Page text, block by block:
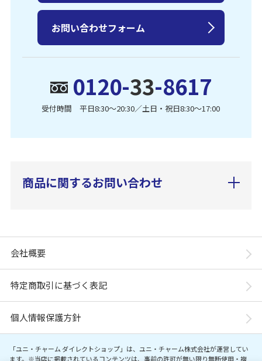
0120-33-8617
受付時間 平日8:30〜20:30／土日・祝日8:30〜17:00
お問い合わせフォーム
商品に関するお問い合わせ
会社概要
特定商取引に基づく表記
個人情報保護方針
「ユニ・チャーム ダイレクトショップ」は、ユニ・チャーム株式会社が運営してい
ます。※当店に掲載されているコンテンツは、事前の許可が無い限り無断使用・複